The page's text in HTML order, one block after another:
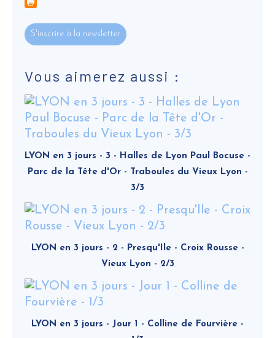
S'inscrire à la newsletter
Vous aimerez aussi :
LYON en 3 jours - 3 - Halles de Lyon Paul Bocuse -
Parc de la Tête d'Or - Traboules du Vieux Lyon -
3/3
LYON en 3 jours - 2 - Presqu'Ile - Croix Rousse -
Vieux Lyon - 2/3
LYON en 3 jours - Jour 1 - Colline de Fourvière -